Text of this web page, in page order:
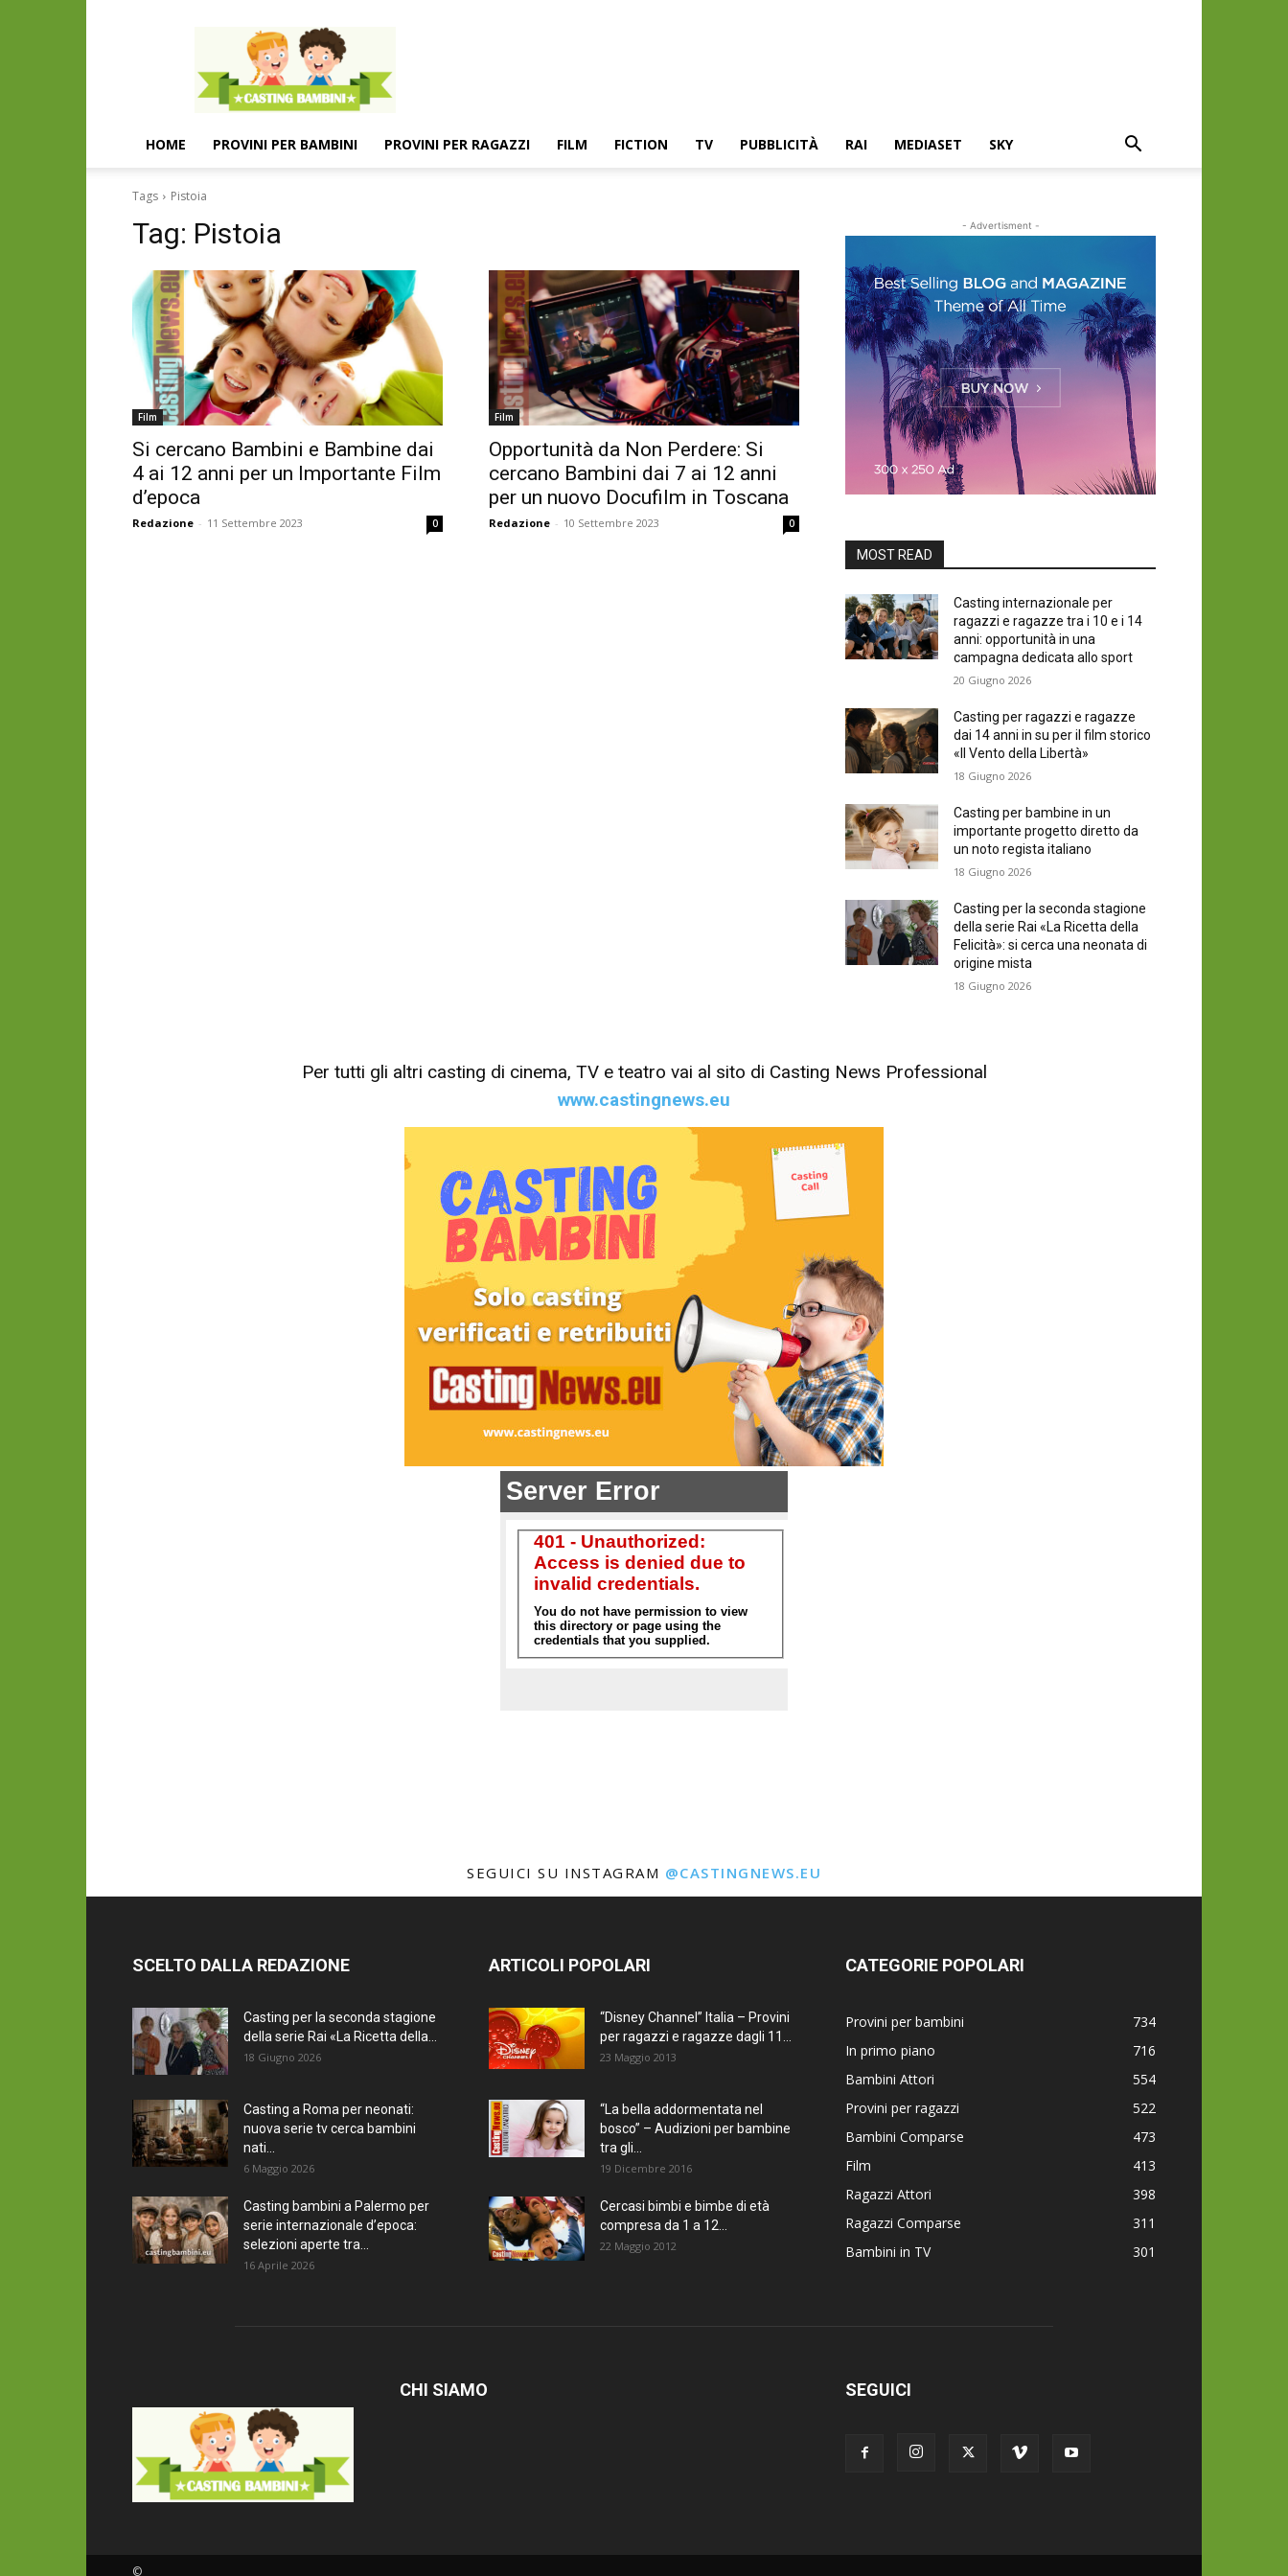
Casting
e
provini
per
bambini
e
HOME PROVINI PER BAMBINI PROVINI PER RAGAZZI FILM FICTION TV PUBBLICITÀ RAI MEDIASET SKY
Tags Pistoia
Tag: Pistoia
Film
Si cercano Bambini e Bambine dai
4 ai 12 anni per un Importante Film
d’epoca
Redazione - 11 Settembre 2023 0
Film
Opportunità da Non Perdere: Si
cercano Bambini dai 7 ai 12 anni
per un nuovo Docufilm in Toscana
Redazione - 10 Settembre 2023 0
- Advertisment -
MOST READ
Casting internazionale per
ragazzi e ragazze tra i 10 e i 14
anni: opportunità in una
campagna dedicata allo sport
20 Giugno 2026
Casting per ragazzi e ragazze
dai 14 anni in su per il film storico
«Il Vento della Libertà»
18 Giugno 2026
Casting per bambine in un
importante progetto diretto da
un noto regista italiano
18 Giugno 2026
Casting per la seconda stagione
della serie Rai «La Ricetta della
Felicità»: si cerca una neonata di
origine mista
18 Giugno 2026
Per tutti gli altri casting di cinema, TV e teatro vai al sito di Casting News Professional
www.castingnews.eu
SEGUICI SU INSTAGRAM @CASTINGNEWS.EU
SCELTO DALLA REDAZIONE
Casting per la seconda stagione
della serie Rai «La Ricetta della...
18 Giugno 2026
Casting a Roma per neonati:
nuova serie tv cerca bambini
nati...
6 Maggio 2026
Casting bambini a Palermo per
serie internazionale d’epoca:
selezioni aperte tra...
16 Aprile 2026
ARTICOLI POPOLARI
“Disney Channel” Italia – Provini
per ragazzi e ragazze dagli 11...
23 Maggio 2013
“La bella addormentata nel
bosco” – Audizioni per bambine
tra gli...
19 Dicembre 2016
Cercasi bimbi e bimbe di età
compresa da 1 a 12...
22 Maggio 2012
CATEGORIE POPOLARI
Provini per bambini
734
In primo piano
716
Bambini Attori
554
Provini per ragazzi
522
Bambini Comparse
473
Film
413
Ragazzi Attori
398
Ragazzi Comparse
311
Bambini in TV
301
CHI SIAMO SEGUICI
©